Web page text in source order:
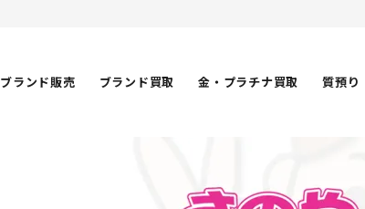
ブランド販売 ブランド買取 金・プラチナ買取 質預り